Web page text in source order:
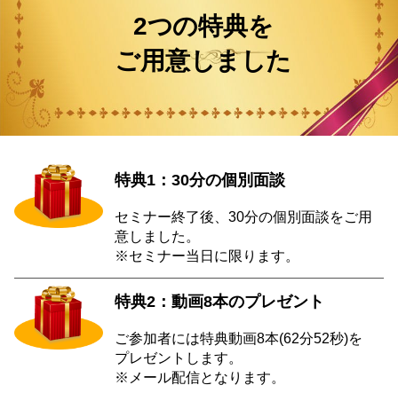
2つの特典を
ご用意しました
特典1：30分の個別面談
セミナー終了後、30分の個別面談をご用
意しました。
※セミナー当日に限ります。
特典2：動画8本のプレゼント
ご参加者には特典動画8本(62分52秒)を
プレゼントします。
※メール配信となります。